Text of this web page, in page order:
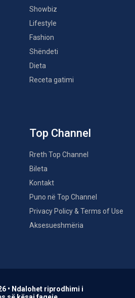
Showbiz
Lifestyle
Fashion
Shëndeti
Dieta
Receta gatimi
Top Channel
Rreth Top Channel
Bileta
Kontakt
Puno në Top Channel
Privacy Policy & Terms of Use
Aksesueshmëria
• Ndalohet riprodhimi i